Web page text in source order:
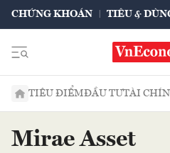
CHỨNG KHOÁN TIÊU &
TIÊU ĐIỂMĐẦU TƯTÀI
Mirae Asset